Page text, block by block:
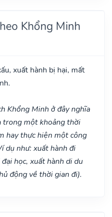
Khổng Minh
xuất hành bị hại, mất
Khổng Minh ở đây nghĩa
trong một khoảng thời
hay thực hiện một công
dụ như: xuất hành đi
học, xuất hành di du
động về thời gian đi).